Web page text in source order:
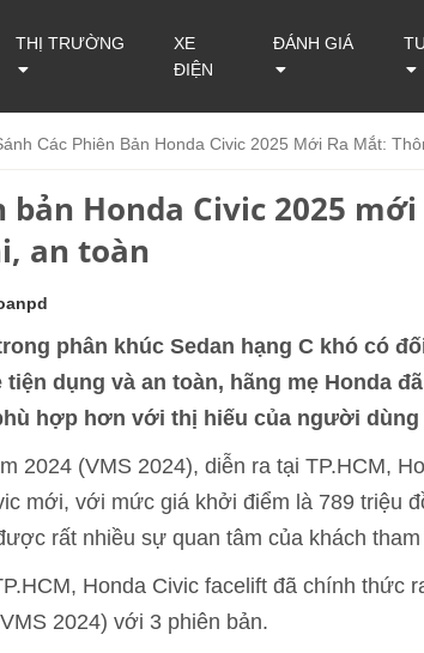
THỊ TRƯỜNG
XE
ĐIỆN
ĐÁNH GIÁ
Các Phiên Bản Honda Civic 2025 Mới Ra Mắt:
bản Honda Civic 2025
an toàn
phân khúc Sedan hạng C khó có
dụng và an toàn, hãng mẹ Honda
hợp hơn với thị hiếu của người dùng
2024 (VMS 2024), diễn ra tại TP.HCM,
mới, với mức giá khởi điểm là 789 triệu
rất nhiều sự quan tâm của khách tham
Honda Civic facelift đã chính thức
2024) với 3 phiên bản.